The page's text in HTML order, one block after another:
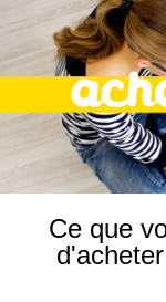
Ce que